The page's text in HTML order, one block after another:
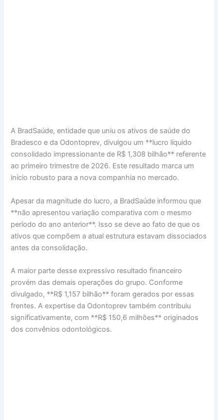
A BradSaúde, entidade que uniu os ativos de saúde do
Bradesco e da Odontoprev, divulgou um **lucro líquido
consolidado impressionante de R$ 1,308 bilhão** referente
ao primeiro trimestre de 2026. Este resultado marca um
início robusto para a nova companhia no mercado.
Apesar da magnitude do lucro, a BradSaúde informou que
**não apresentou variação comparativa com o mesmo
período do ano anterior**. Isso se deve ao fato de que os
ativos que compõem a atual estrutura estavam dissociados
antes da consolidação.
A maior parte desse expressivo resultado financeiro
provém das demais operações do grupo. Conforme
divulgado, **R$ 1,157 bilhão** foram gerados por essas
frentes. A expertise da Odontoprev também contribuiu
significativamente, com **R$ 150,6 milhões** originados
dos convênios odontológicos.